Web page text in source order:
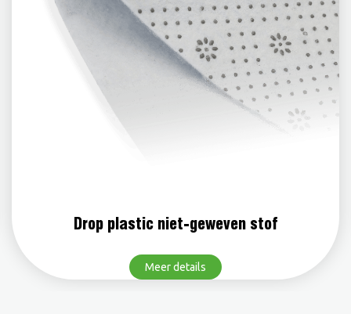
Drop plastic niet-geweven stof
Meer details